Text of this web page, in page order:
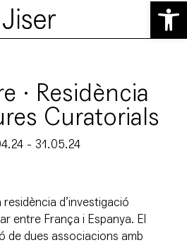
Obre la
· Residència
Curatorials
- 31.05.24
residència d’investigació
entre França i Espanya. El
de dues associacions amb